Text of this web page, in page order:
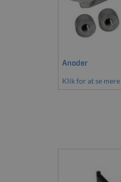
Anoder
Klik for at se mere